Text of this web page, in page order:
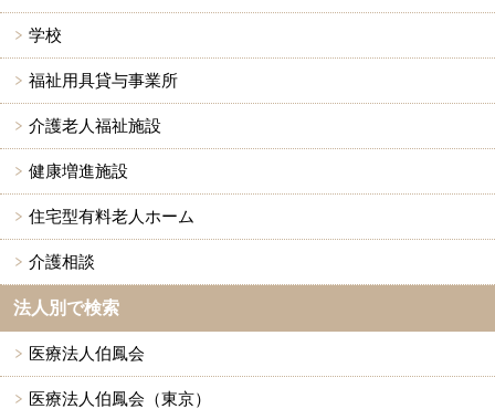
学校
福祉用具貸与事業所
介護老人福祉施設
健康増進施設
住宅型有料老人ホーム
介護相談
法人別で検索
医療法人伯鳳会
医療法人伯鳳会（東京）